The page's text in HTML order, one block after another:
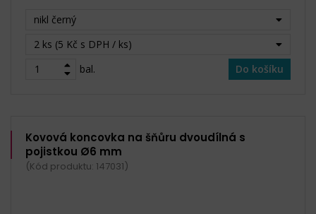
nikl černý
2 ks (5 Kč s DPH / ks)
bal.
Do košíku
Kovová koncovka na šňůru dvoudílná s
pojistkou Ø6 mm
(Kód produktu: 147031)